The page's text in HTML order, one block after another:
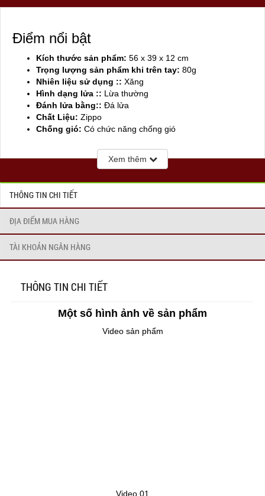
Điểm nổi bật
Kích thước sản phẩm: 56 x 39 x 12 cm
Trọng lượng sản phẩm khi trên tay: 80g
Nhiên liệu sử dụng :: Xăng
Hình dạng lửa :: Lừa thường
Đánh lửa bằng:: Đá lửa
Chất Liệu: Zippo
Chống gió: Có chức năng chống gió
Xem thêm
THÔNG TIN CHI TIẾT
ĐỊA ĐIỂM MUA HÀNG
TÀI KHOẢN NGÂN HÀNG
THÔNG TIN CHI TIẾT
Một số hình ảnh về sản phẩm
Video sản phẩm
Video 01